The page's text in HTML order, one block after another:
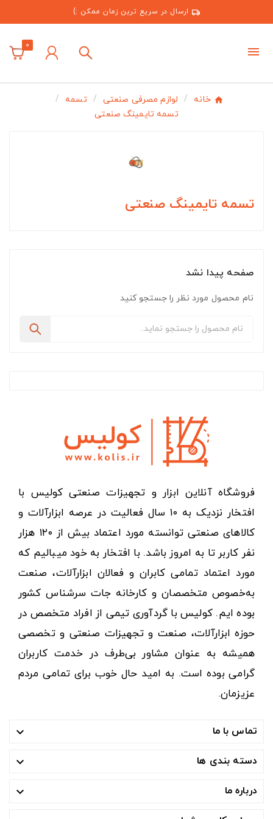
ارسال در سریع ترین زمان ممکن :)
0
خانه لوازم مصرفی صنعتی
تسمه
تسمه تایمینگ صنعتی
تسمه تایمینگ صنعتی
صفحه پیدا نشد
نام محصول مورد نظر را جستجو کنید
فروشگاه آنلاین ابزار و تجهیزات صنعتی کولیس با
افتخار نزدیک به ۱۰ سال فعالیت در عرصه ابزارآلات و
کالاهای صنعتی توانسته مورد اعتماد بیش از ۱۲۰ هزار
نفر کاربر تا به امروز باشد. با افتخار به خود میبالیم که
مورد اعتماد تمامی کابران و فعالان ابزارآلات، صنعت
به‌خصوص متخصصان و کارخانه جات سرشناس کشور
بوده ایم. کولیس با گردآوری تیمی از افراد متخصص در
حوزه ابزارآلات، صنعت و تجهیزات صنعتی و تخصصی
همیشه به عنوان مشاور بی‌طرف در خدمت کاربران
گرامی بوده است. به امید حال خوب برای تمامی مردم
عزیزمان.
تماس با ما 
دسته بندی ها 
درباره ما 